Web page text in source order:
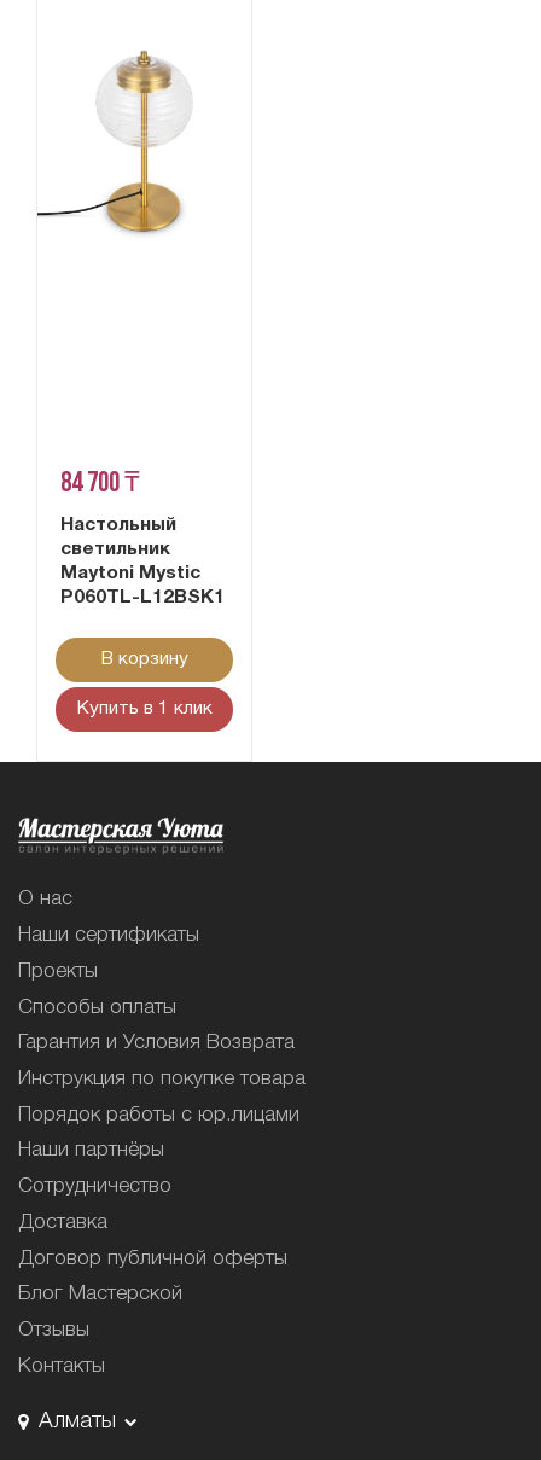
84 700 ₸
Настольный
светильник
Maytoni Mystic
P060TL-L12BSK1
В корзину
Купить в 1 клик
О нас
Наши сертификаты
Проекты
Способы оплаты
Гарантия и Условия Возврата
Инструкция по покупке товара
Порядок работы с юр.лицами
Наши партнёры
Сотрудничество
Доставка
Договор публичной оферты
Блог Мастерской
Отзывы
Контакты
Алматы